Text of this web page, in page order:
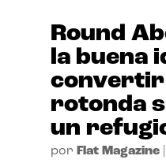
Round
la buena
convertir
rotonda
un
por Flat Magazine|